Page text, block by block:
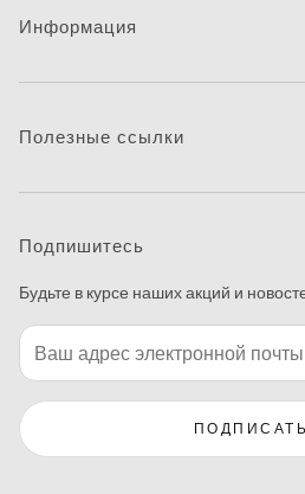
Информация
Про бренд
Новости
Полезные ссылки
Каталог товаров
Где купить
Программа печати этикеток
Подпишитесь
Будьте в курсе наших акций и